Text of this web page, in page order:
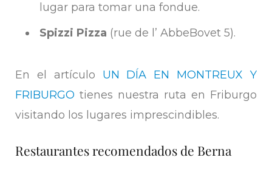
lugar para tomar una fondue.
Spizzi Pizza (rue de l’ Abbe­Bovet 5).
En el artículo UN DÍA EN MONTREUX Y
FRIBURGO tienes nuestra ruta en Friburgo
visitando los lugares imprescindibles.
Restaurantes recomendados de Berna